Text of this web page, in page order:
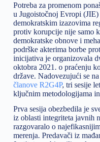
Potreba za promenom
u Jugoistočnoj Evropi
demokratskim izazovima
protiv korupcije nije samo
demokratske obnove i
podrške akterima borbe
inicijativa je organizovala
oktobra 2021. o praćenju
države. Nadovezujući se na
članove R2G4P, tri sesije
ključnim metodologijama
Prva sesija obezbedila je
iz oblasti integriteta javnih
razgovaralo o
merenja. Predavači iz